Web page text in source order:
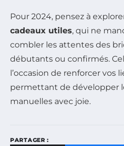
Pour 2024, pensez à
cadeaux utiles, qui ne
combler les attentes des
débutants ou confirmés.
l’occasion de renforcer vos
permettant de développer
manuelles avec joie.
PARTAGER :